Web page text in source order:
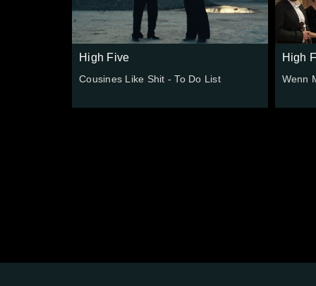
High Five
Cousines Like Shit - To Do List
High
Wenn